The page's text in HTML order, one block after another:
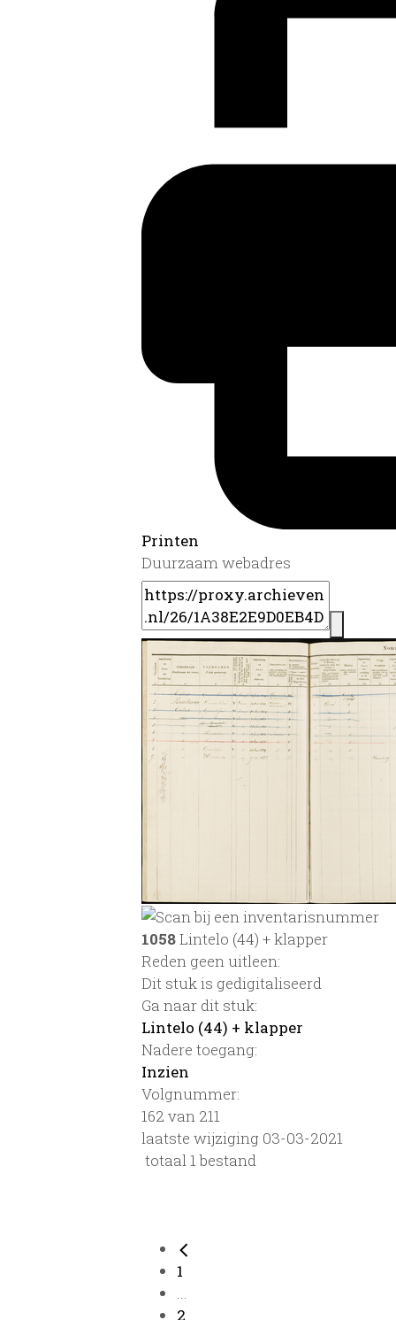
Printen
Duurzaam webadres
1058Lintelo (44) + klapper
Reden geen uitleen:
Dit stuk is gedigitaliseerd
Ga naar dit stuk:
Lintelo (44) + klapper
Nadere toegang:
Inzien
Volgnummer:
162 van 211
laatste wijziging 03-03-2021
totaal 1 bestand
1
...
2